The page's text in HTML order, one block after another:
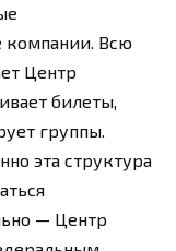
компании. Всю
Центр
билеты,
группы.
эта структура
— Центр